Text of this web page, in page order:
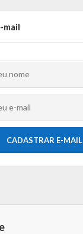
mail
CADASTRAR E-MAIL